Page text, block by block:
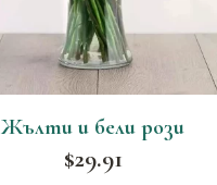
Жълти и бели рози
$29.91